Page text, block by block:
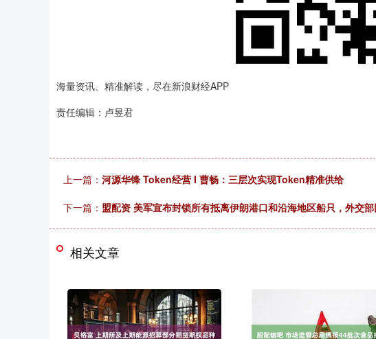
海量资讯、精准解读，尽在新浪财经APP
责任编辑：卢昱君
上一篇： 河源华锋 Token经营 I 曹畅：三层次实现Token精准供给
下一篇： 盟配资 美军宣布封锁所有抵离伊朗港口和沿海地区船只，外交
相关文章